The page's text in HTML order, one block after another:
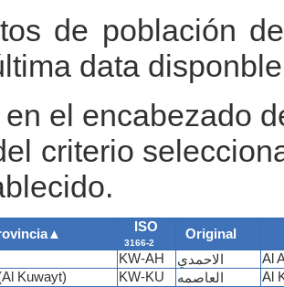
de población
data
el encabezado
criterio
▲ ISO
3166-2
Original
KW-AH الاحمدي
Al
Kuwayt)
KW-KU العاصمه
Al